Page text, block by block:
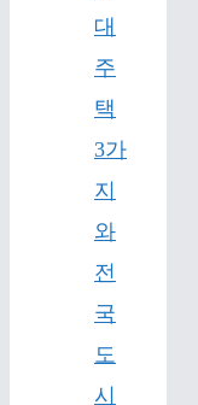
대
주
택
3가
지
와
전
국
도
시